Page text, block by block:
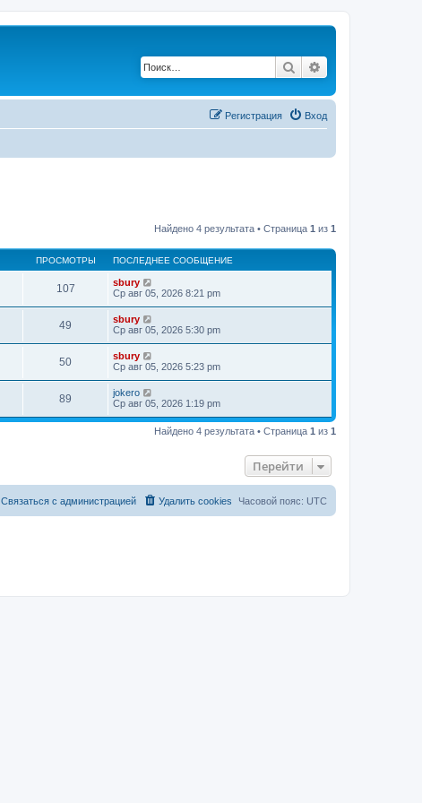
Поиск
Вход
Регистрация
Найдено 4 результата • Страница 1 из 1
ПРОСМОТРЫ ПОСЛЕДНЕЕ СООБЩЕНИЕ
107
sbury
Ср авг 05, 2026 8:21 pm
49
sbury
Ср авг 05, 2026 5:30 pm
50
sbury
Ср авг 05, 2026 5:23 pm
89
jokero
Ср авг 05, 2026 1:19 pm
Найдено 4 результата • Страница 1 из 1
Перейти
Часовой пояс: UTC
Удалить cookies
Связаться с администрацией